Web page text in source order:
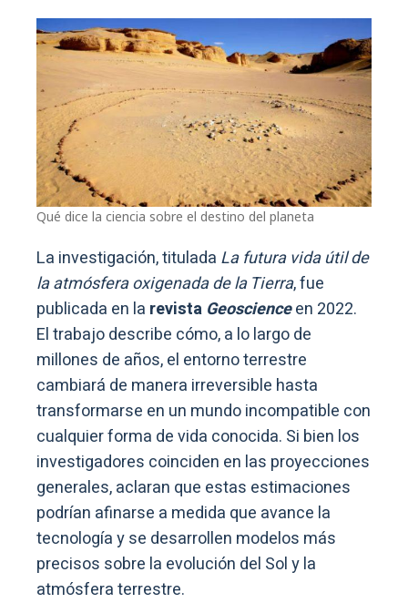
Qué dice la ciencia sobre el destino del planeta
La investigación, titulada La futura vida útil de
la atmósfera oxigenada de la Tierra, fue
publicada en la revista Geoscienceen 2022.
El trabajo describe cómo, a lo largo de
millones de años, el entorno terrestre
cambiará de manera irreversible hasta
transformarse en un mundo incompatible con
cualquier forma de vida conocida. Si bien los
investigadores coinciden en las proyecciones
generales, aclaran que estas estimaciones
podrían afinarse a medida que avance la
tecnología y se desarrollen modelos más
precisos sobre la evolución del Sol y la
atmósfera terrestre.